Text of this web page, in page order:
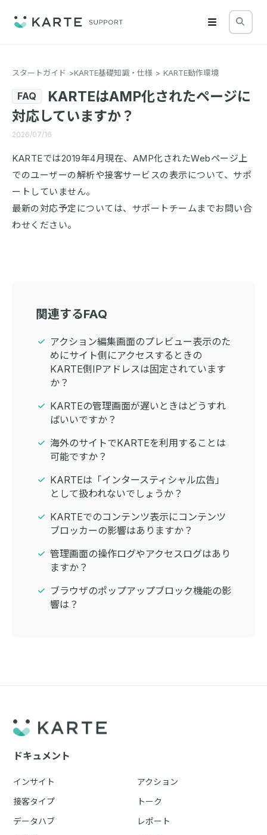
スタートガイド KARTE基礎知識・仕様 KARTE動作環境
FAQ
KARTEはAMP化されたページに
対応していますか？
2026/07/16
KARTEでは2019年4月現在、AMP化されたWebページ上
でのユーザーの解析や接客サービスの表示について、サポ
ートしていません。
最新の対応予定については、サポートチームまでお問い合
わせください。
関連するFAQ
アクション編集画面のプレビュー表示のた
めにサイト側にアクセスするときの
KARTE側IPアドレスは固定されています
か？
KARTEの管理画面が遅いときはどうすれ
ばいいですか？
海外のサイトでKARTEを利用することは
可能ですか？
KARTEは「インタースティシャル広告」
として扱われないでしょうか？
KARTEでのコンテンツ表示にコンテンツ
ブロッカーの影響はありますか？
管理画面の操作ログやアクセスログはあり
ますか？
ブラウザのポップアップブロック機能の影
響は？
ドキュメント
インサイト
アクション
接客タイプ
トーク
データハブ
レポート